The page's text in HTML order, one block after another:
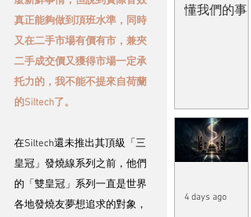
真正能夠做到頂班水準，同時
又在二手市場有價有市，兼夾
二手成交價又獲得市場一定承
托力的，我不能不提來自荷蘭
的Siltech了。
在Siltech還未推出其頂級「三
皇冠」發燒線系列之前，他們
的「雙皇冠」系列一直是世界
各地發燒友夢想追求的對象，
懂我們的事
4 days ago